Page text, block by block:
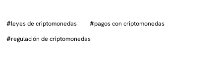
#leyes de criptomonedas #pagos con criptomonedas
#regulación de criptomonedas